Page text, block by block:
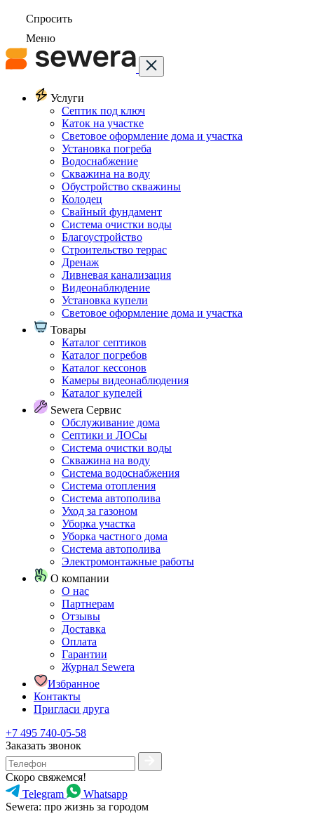
Спросить
Меню
Услуги
Септик под ключ
Каток на участке
Световое оформление дома и участка
Установка погреба
Водоснабжение
Скважина на воду
Обустройство скважины
Колодец
Свайный фундамент
Система очистки воды
Благоустройство
Строительство террас
Дренаж
Ливневая канализация
Видеонаблюдение
Установка купели
Световое оформление дома и участка
Товары
Каталог септиков
Каталог погребов
Каталог кессонов
Камеры видеонаблюдения
Каталог купелей
Sewera Сервис
Обслуживание дома
Септики и ЛОСы
Система очистки воды
Скважина на воду
Система водоснабжения
Система отопления
Система автополива
Уход за газоном
Уборка участка
Уборка частного дома
Система автополива
Электромонтажные работы
О компании
О нас
Партнерам
Отзывы
Доставка
Оплата
Гарантии
Журнал Sewera
Избранное
Контакты
Пригласи друга
+7 495 740-05-58
Заказать звонок
Скоро свяжемся!
Telegram
Whatsapp
Sewera: про жизнь за городом